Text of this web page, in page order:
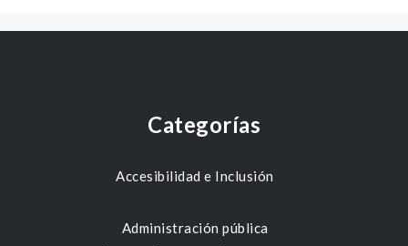
Categorías
Accesibilidad e Inclusión
Administración pública